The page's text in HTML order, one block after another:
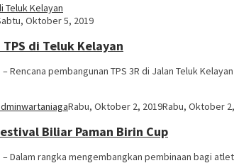
Oktober 5, 2019
di Teluk Kelayan
Rencana pembangunan TPS 3R di Jalan Teluk
Rabu, Oktober 2, 2019Rabu, Oktober
Biliar Paman Birin Cup
Dalam rangka mengembangkan pembinaan bagi